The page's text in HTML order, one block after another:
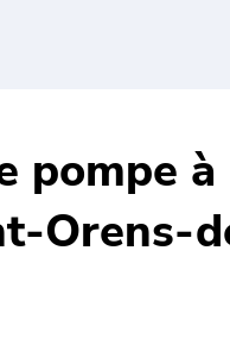
pompe à
Orens-